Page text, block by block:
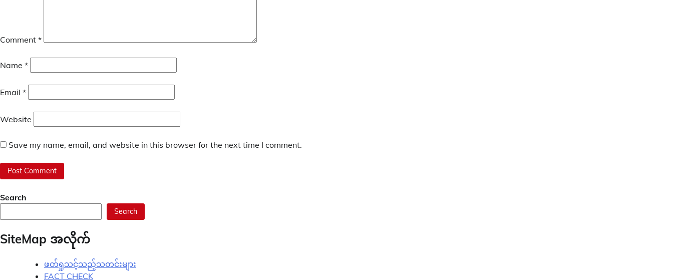
Comment *
Name *
Email *
Website
Save my name, email, and website in this browser for the next time I comment.
Search
Search
SiteMap အလိုက်
ဖတ်ရှုသင့်သည့်သတင်းများ
FACT CHECK